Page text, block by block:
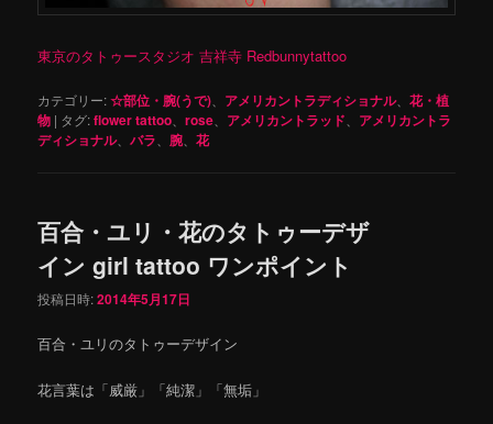
東京のタトゥースタジオ 吉祥寺 Redbunnytattoo
カテゴリー:☆部位・腕(うで) アメリカントラディショナル、花・植
物 | タグ:flower tattoo 、rose アメリカントラッド
アメリカントラ
ディショナル、バラ 腕 、花
百合・ユリ・花のタトゥーデザ
イン girl tattoo ワンポイント
投稿日時:2014年5月17日
百合・ユリのタトゥーデザイン
花言葉は「威厳」「純潔」「無垢」